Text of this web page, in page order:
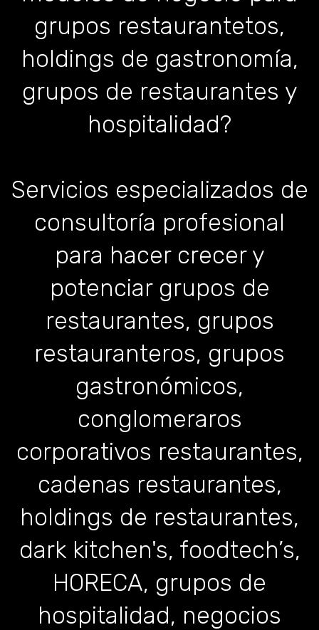
grupos restaurantetos,
holdings de gastronomía,
grupos de restaurantes y
hospitalidad?
Servicios especializados de
consultoría profesional
para hacer crecer y
potenciar grupos de
restaurantes, grupos
restauranteros, grupos
gastronómicos,
conglomeraros
corporativos restaurantes,
cadenas restaurantes,
holdings de restaurantes,
dark kitchen's, foodtech’s,
HORECA, grupos de
hospitalidad, negocios